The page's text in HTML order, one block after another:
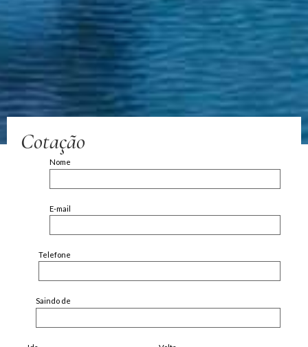
Cotação
Nome
E-mail
Telefone
Saindo de